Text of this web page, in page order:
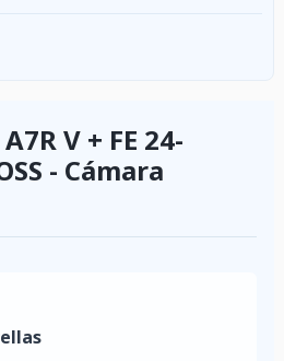
V + FE 24-
- Cámara